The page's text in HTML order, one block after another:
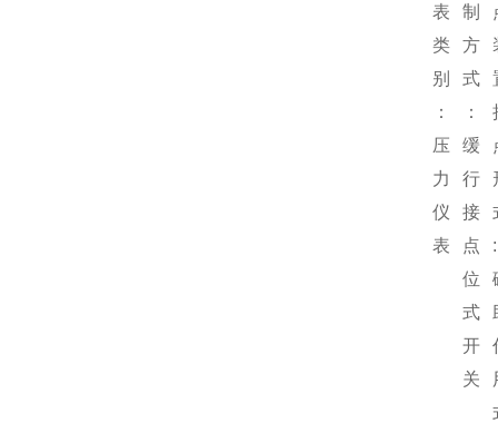
表
类
别
：
压
力
仪
表
制
方
式
：
缓
行
接
点
位
式
开
关
: